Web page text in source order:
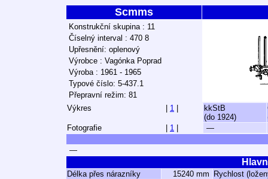
Scmms
Konstrukční skupina : 11
Číselný interval : 470 8
Upřesnění: oplenový
Výrobce : Vagónka Poprad
Výroba : 1961 - 1965
Typové číslo: 5-437.1
Přepravní režim: 81
Výkres
1
kkStB
(do 1924)
Fotografie
1 —
—
Délka přes nárazníky 15240 mm
Rychlost